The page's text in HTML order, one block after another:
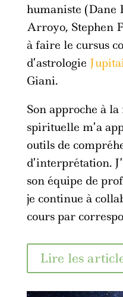
humaniste (Dane
Arroyo, Stephen
à faire le cursus
d’astrologie
Giani.
Son approche à
spirituelle m’a
outils de
d’interprétation.
son équipe de
je continue à
cours par
Lire les